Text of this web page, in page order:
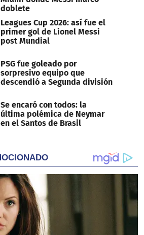
doblete
Leagues Cup 2026: así fue el
primer gol de Lionel Messi
post Mundial
PSG fue goleado por
sorpresivo equipo que
descendió a Segunda división
Se encaró con todos: la
última polémica de Neymar
en el Santos de Brasil